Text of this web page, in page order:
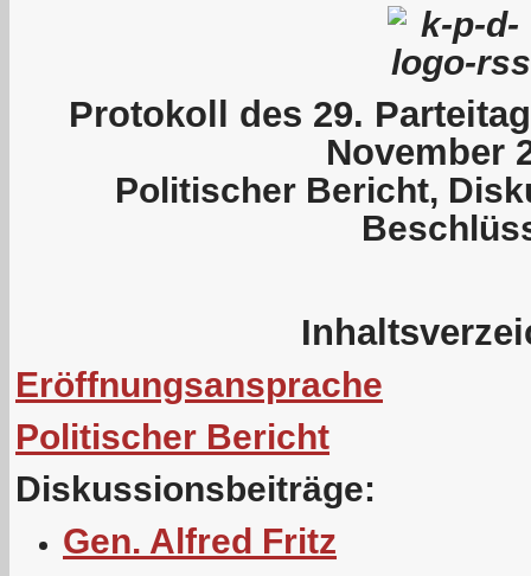
Protokoll des 29.
November
Politischer Bericht,
Eröffnungsansprache
Politischer Bericht
Diskussionsbeiträge:
Gen. Alfred Fritz